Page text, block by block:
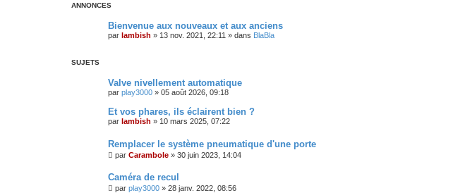
ANNONCES
Bienvenue aux nouveaux et aux anciens
par lambish » 13 nov. 2021, 22:11 » dans BlaBla
SUJETS
Valve nivellement automatique
par play3000 » 05 août 2026, 09:18
Et vos phares, ils éclairent bien ?
par lambish » 10 mars 2025, 07:22
Remplacer le système pneumatique d'une porte
par Carambole » 30 juin 2023, 14:04
Caméra de recul
par play3000 » 28 janv. 2022, 08:56